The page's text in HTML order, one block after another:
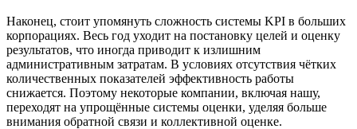
Наконец, стоит упомянуть сложность системы KPI в больших
корпорациях. Весь год уходит на постановку целей и оценку
результатов, что иногда приводит к излишним
административным затратам. В условиях отсутствия чётких
количественных показателей эффективность работы
снижается. Поэтому некоторые компании, включая нашу,
переходят на упрощённые системы оценки, уделяя больше
внимания обратной связи и коллективной оценке.